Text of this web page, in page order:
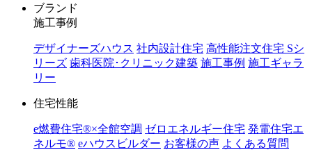
ブランド
施工事例
デザイナーズハウス 社内設計住宅 高性能注文住宅 Sシ
リーズ 歯科医院･クリニック建築 施工事例 施工ギャラ
リー
住宅性能
e燃費住宅®︎×全館空調 ゼロエネルギー住宅 発電住宅エ
ネルモ®︎ eハウスビルダー お客様の声 よくある質問